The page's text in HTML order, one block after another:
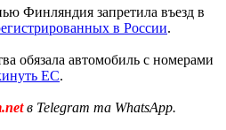
Финляндия запретила въезд в
в России.
обязала автомобиль с номерами
ЕС.
в Telegram та WhatsApp.